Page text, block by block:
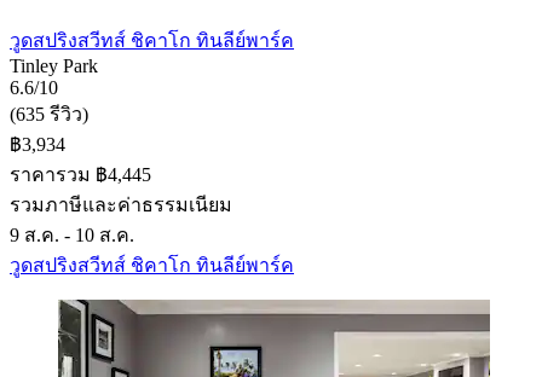
วูดสปริงสวีทส์ ชิคาโก ทินลีย์พาร์ค
Tinley Park
6.6/10
(635 รีวิว)
฿3,934
ราคารวม ฿4,445
รวมภาษีและค่าธรรมเนียม
9 ส.ค. - 10 ส.ค.
วูดสปริงสวีทส์ ชิคาโก ทินลีย์พาร์ค